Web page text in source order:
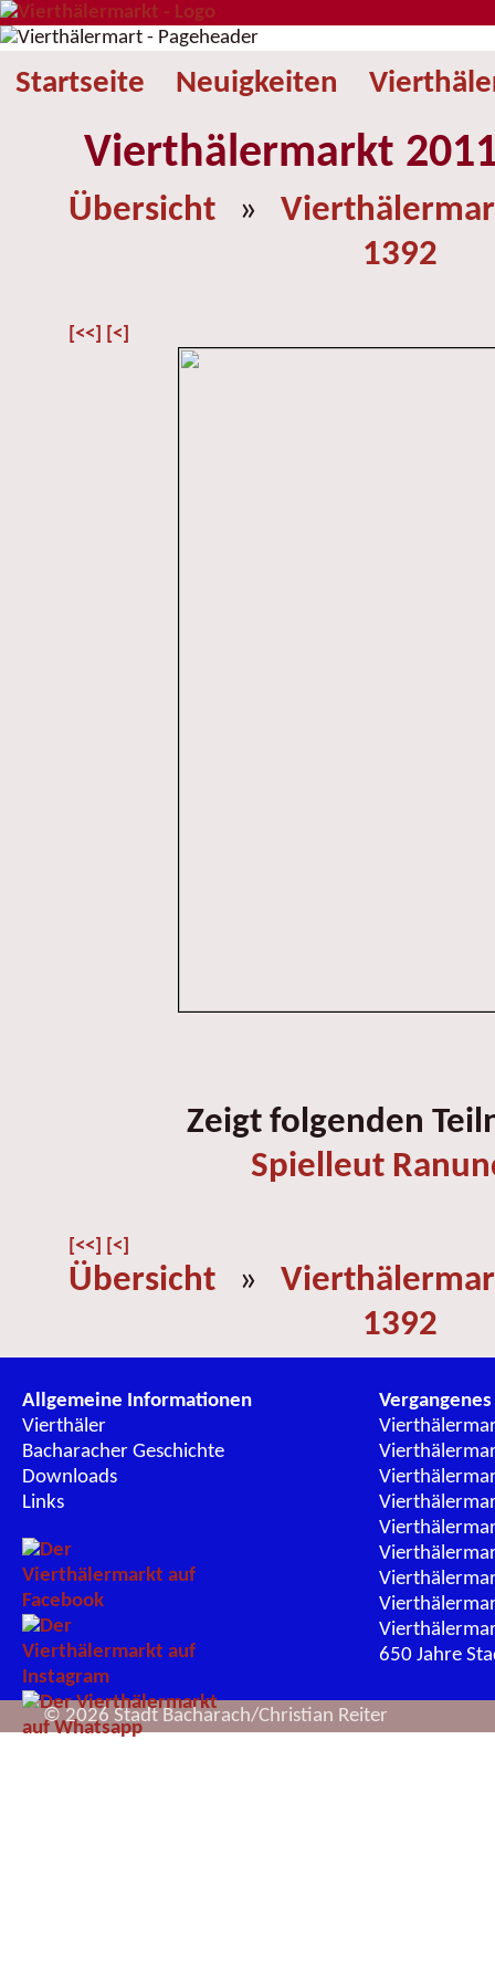
Startseite Neuigkeiten
Vierthälermarkt
Übersicht »
1392
[<<] [<]
Zeigt folgenden
Spielleut
[<<] [<]
Übersicht »
1392
Allgemeine Informationen
Vierthäler
Bacharacher Geschichte
Downloads
Links
Vergangenes
650 Jahre
© 2026 Stadt Bacharach/Christian Reiter